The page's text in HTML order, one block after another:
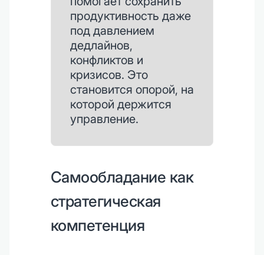
продуктивность даже
под давлением
дедлайнов,
конфликтов и
кризисов. Это
становится опорой, на
которой держится
управление.
Самообладание как
стратегическая
компетенция